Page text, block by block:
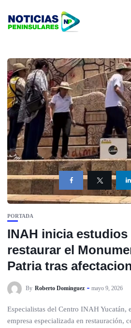
PORTADA
INAH inicia estudios
restaurar el
Patria tras
By Roberto Dominguez mayo 9, 2026
Especialistas del Centro INAH Yucatán,
empresa especializada en restauración,